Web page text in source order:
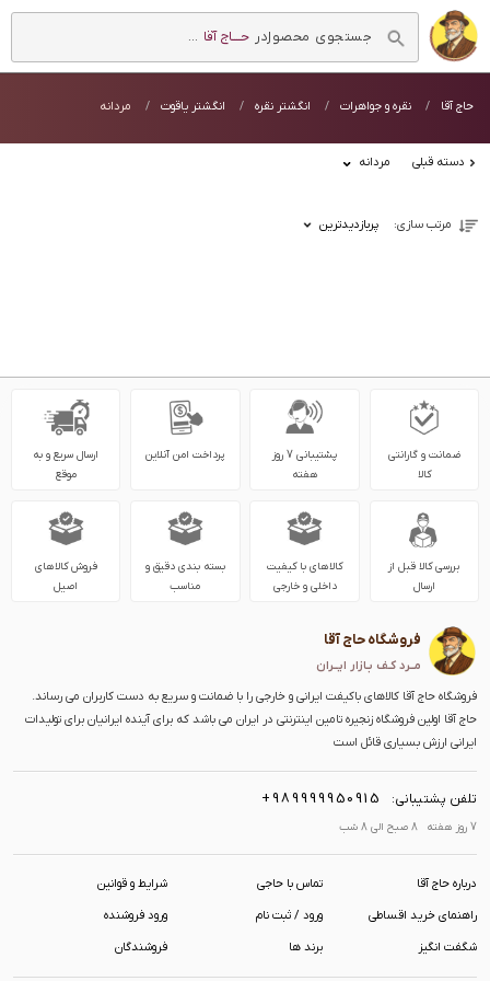
فروشگاه اینترنتیحاج آقا
در حــــاج آقا ...
حاج آقا نقره و جواهرات انگشتر نقره انگشتر یاقوت مردانه
دسته قبلی مردانه
مرتب سازی: پربازدیدترین
ضمانت و گارانتی
کالا
پشتیبانی 7 روز
هفته
پرداخت امن آنلاین
ارسال سریع و به
موقع
بررسی کالا قبل از
ارسال
کالاهای با کیفیت
داخلی و خارجی
بسته بندی دقیق و
مناسب
فروش کالاهای
اصیل
فروشگاه حاج آقا
مــرد کـف بـازار ایــران
فروشگاه حاج آقا کالاهای باکیفت ایرانی و خارجی را با ضمانت و سریع به دست کاربران می رساند.
حاج آقا اولین فروشگاه زنجیره تامین اینترنتی در ایران می باشد که برای آینده ایرانیان برای تولیدات
ایرانی ارزش بسیاری قائل است
تلفن پشتیبانی: +989999950915
7 روز هفته 8 صبح الی 8 شب
درباره حاج آقا تماس با حاجی شرایط و قوانین
راهنمای خرید اقساطی ورود / ثبت نام ورود فروشنده
شگفت انگیز برند ها فروشندگان